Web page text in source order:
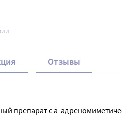
Отзывы
препарат с а-